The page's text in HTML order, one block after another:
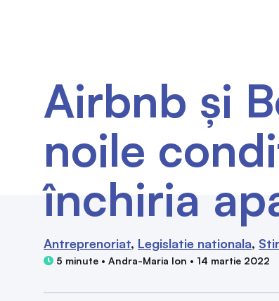
Airbnb și
noile
închiria
Antreprenoriat Legislatie nationala
5 minute • Andra-Maria Ion • 14 martie 2022